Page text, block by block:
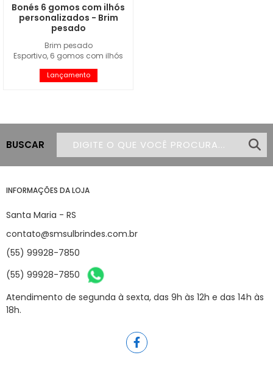
Brim pesado
Esportivo, 6 gomos com ilhós
Bonés 6 gomos com ilhós
personalizados - Brim
pesado
Lançamento
BUSCAR
INFORMAÇÕES DA LOJA
Santa Maria - RS
contato@smsulbrindes.com.br
(55) 99928-7850
(55) 99928-7850
Atendimento de segunda à sexta, das 9h às 12h e das 14h às
18h.